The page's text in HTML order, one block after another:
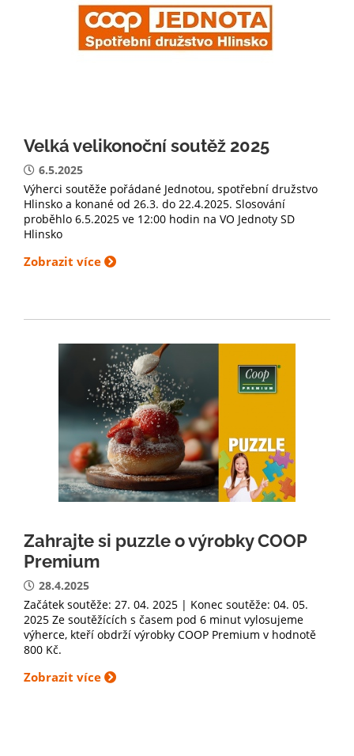
Velká velikonoční soutěž 2025
6.5.2025
Výherci soutěže pořádané Jednotou, spotřební družstvo
Hlinsko a konané od 26.3. do 22.4.2025. Slosování
proběhlo 6.5.2025 ve 12:00 hodin na VO Jednoty SD
Hlinsko
Zobrazit více
Zahrajte si puzzle o výrobky COOP
Premium
28.4.2025
Začátek soutěže: 27. 04. 2025 | Konec soutěže: 04. 05.
2025 Ze soutěžících s časem pod 6 minut vylosujeme
výherce, kteří obdrží výrobky COOP Premium v hodnotě
800 Kč.
Zobrazit více